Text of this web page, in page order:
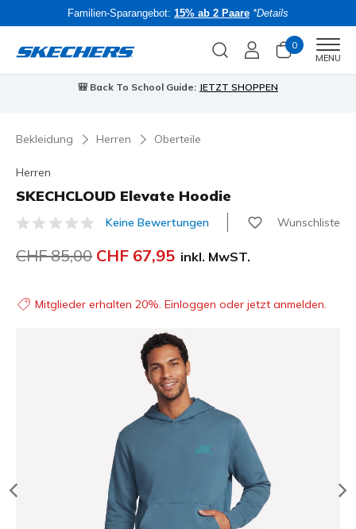
Familien-Sparangebot: 15% ab 2 Paare *Details
0
MENU
🎒 Back To School Guide: JETZT SHOPPEN
Bekleidung Herren Oberteile
Herren
SKECHCLOUD Elevate Hoodie
3.5 von 5 Kundenbewertungen
Keine Bewertungen Wunschliste
Reduziert von
CHF 85,00 auf
CHF 67,95 inkl. MwST.
Mitglieder erhalten 20%. Einloggen oder jetzt anmelden.